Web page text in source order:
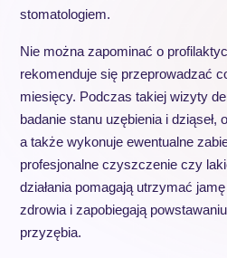
stomatologiem.
Nie można zapominać o
rekomenduje się przeprowadzać
miesięcy. Podczas takiej wizyty
badanie stanu uzębienia i dziąseł,
a także wykonuje ewentualne
profesjonalne czyszczenie czy
działania pomagają utrzymać
zdrowia i zapobiegają
przyzębia.